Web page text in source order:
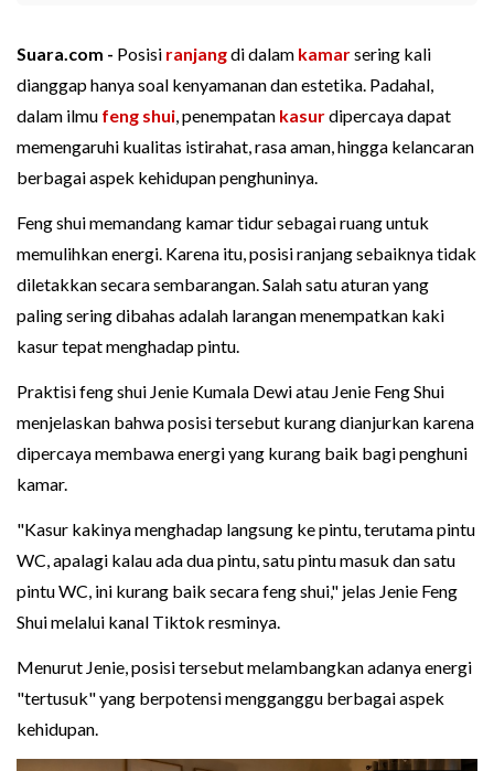
Suara.com - Posisi ranjangdi dalam kamarsering kali
dianggap hanya soal kenyamanan dan estetika. Padahal,
dalam ilmu feng shui, penempatan kasurdipercaya dapat
memengaruhi kualitas istirahat, rasa aman, hingga kelancaran
berbagai aspek kehidupan penghuninya.
Feng shui memandang kamar tidur sebagai ruang untuk
memulihkan energi. Karena itu, posisi ranjang sebaiknya tidak
diletakkan secara sembarangan. Salah satu aturan yang
paling sering dibahas adalah larangan menempatkan kaki
kasur tepat menghadap pintu.
Praktisi feng shui Jenie Kumala Dewi atau Jenie Feng Shui
menjelaskan bahwa posisi tersebut kurang dianjurkan karena
dipercaya membawa energi yang kurang baik bagi penghuni
kamar.
"Kasur kakinya menghadap langsung ke pintu, terutama pintu
WC, apalagi kalau ada dua pintu, satu pintu masuk dan satu
pintu WC, ini kurang baik secara feng shui," jelas Jenie Feng
Shui melalui kanal Tiktok resminya.
Menurut Jenie, posisi tersebut melambangkan adanya energi
"tertusuk" yang berpotensi mengganggu berbagai aspek
kehidupan.